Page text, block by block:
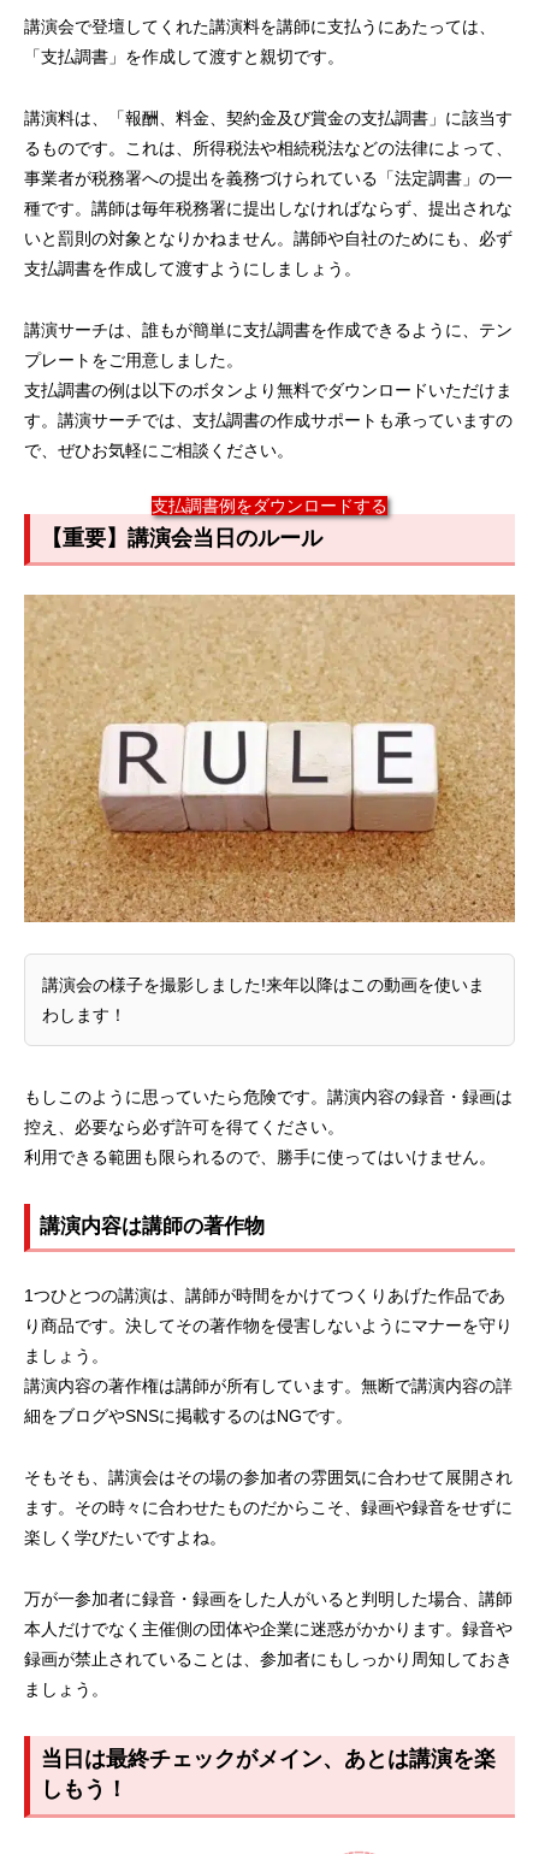
講演会で登壇してくれた講演料を講師に支払うにあたっては、
「支払調書」を作成して渡すと親切です。
講演料は、「報酬、料金、契約金及び賞金の支払調書」に該当す
るものです。これは、所得税法や相続税法などの法律によって、
事業者が税務署への提出を義務づけられている「法定調書」の一
種です。講師は毎年税務署に提出しなければならず、提出されな
いと罰則の対象となりかねません。講師や自社のためにも、必ず
支払調書を作成して渡すようにしましょう。
講演サーチは、誰もが簡単に支払調書を作成できるように、テン
プレートをご用意しました。
支払調書の例は以下のボタンより無料でダウンロードいただけま
す。講演サーチでは、支払調書の作成サポートも承っていますの
で、ぜひお気軽にご相談ください。
支払調書例をダウンロードする
【重要】講演会当日のルール
講演会の様子を撮影しました!来年以降はこの動画を使いま
わします！
もしこのように思っていたら危険です。講演内容の録音・録画は
控え、必要なら必ず許可を得てください。
利用できる範囲も限られるので、勝手に使ってはいけません。
講演内容は講師の著作物
1つひとつの講演は、講師が時間をかけてつくりあげた作品であ
り商品です。決してその著作物を侵害しないようにマナーを守り
ましょう。
講演内容の著作権は講師が所有しています。無断で講演内容の詳
細をブログやSNSに掲載するのはNGです。
そもそも、講演会はその場の参加者の雰囲気に合わせて展開され
ます。その時々に合わせたものだからこそ、録画や録音をせずに
楽しく学びたいですよね。
万が一参加者に録音・録画をした人がいると判明した場合、講師
本人だけでなく主催側の団体や企業に迷惑がかかります。録音や
録画が禁止されていることは、参加者にもしっかり周知しておき
ましょう。
当日は最終チェックがメイン、あとは講演を楽
しもう！